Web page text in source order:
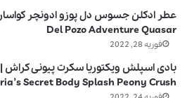
Del Pozo Adventure Quasar
فوریه 28, 2022
بادی اسپلش ویکتوریا سکرت پیونی کراش |
Secret Body Splash Peony Crush